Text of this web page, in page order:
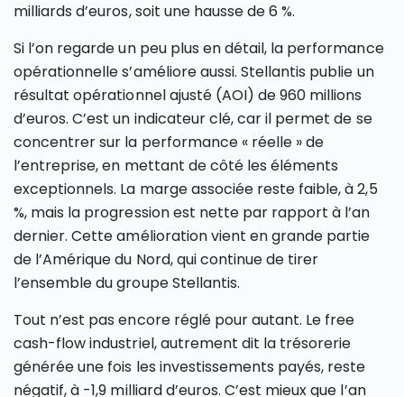
milliards d’euros, soit une hausse de 6 %.
Si l’on regarde un peu plus en détail, la performance
opérationnelle s’améliore aussi. Stellantis publie un
résultat opérationnel ajusté (AOI) de 960 millions
d’euros. C’est un indicateur clé, car il permet de se
concentrer sur la performance « réelle » de
l’entreprise, en mettant de côté les éléments
exceptionnels. La marge associée reste faible, à 2,5
%, mais la progression est nette par rapport à l’an
dernier. Cette amélioration vient en grande partie
de l’Amérique du Nord, qui continue de tirer
l’ensemble du groupe Stellantis.
Tout n’est pas encore réglé pour autant. Le free
cash-flow industriel, autrement dit la trésorerie
générée une fois les investissements payés, reste
négatif, à -1,9 milliard d’euros. C’est mieux que l’an